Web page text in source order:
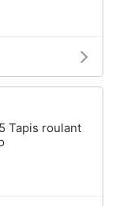
Tapis roulant